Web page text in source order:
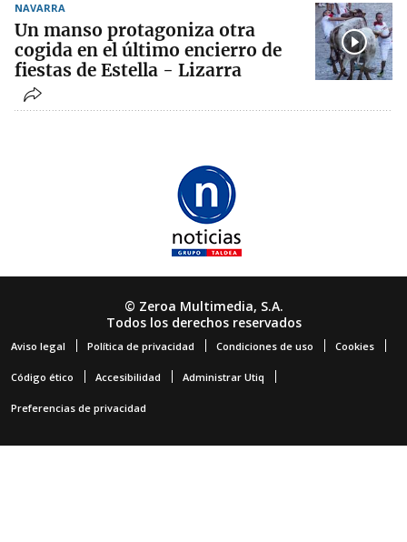
NAVARRA
Un manso protagoniza otra
cogida en el último encierro de
fiestas de Estella - Lizarra
© Zeroa Multimedia, S.A.
Todos los derechos reservados
Aviso legal Política de privacidad Condiciones de uso Cookies
Código ético Accesibilidad Administrar Utiq
Preferencias de privacidad